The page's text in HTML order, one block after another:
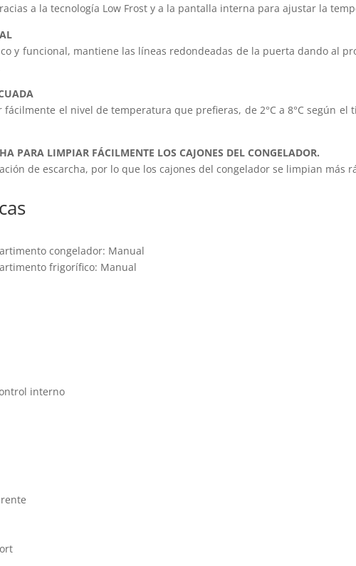
a la tecnología Low Frost y a la pantalla interna para ajustar la
y funcional, mantiene las líneas redondeadas de la puerta dando al
el nivel de temperatura que prefieras, de 2°C a 8°C según
PARA LIMPIAR FÁCILMENTE LOS CAJONES DEL CONGELADOR.
de escarcha, por lo que los cajones del congelador se limpian más
congelador: Manual
frigorífico: Manual
interno